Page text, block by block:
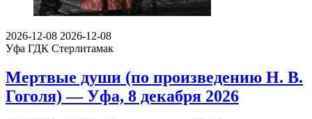
2026-12-08 2026-12-08
Уфа ГДК Стерлитамак
Мертвые души (по произведению Н. В.
Гоголя) — Уфа, 8 декабря 2026